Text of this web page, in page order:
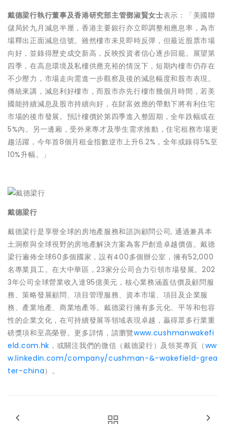
戴德梁行執行董事及香港研究部主管鄧淑賢女士表示：「美國聯
儲局於九月減息半厘，香港主要銀行亦立即調整相應息率，為市
場釋出正面減息信號。雖然樓市未見即時反彈，但最近股票市場
向好，並錄得歷史成交新高，反映投資者信心逐步回籠。展望第
四季，在高息環境及私樓供應充裕的情況下，短期内樓市仍存在
不少壓力，市場走向需進一步觀察及後的減息幅度和股市表現。
傳統來講，減息利好樓市，而股市亦先行樓市幾個月時間，若美
國能持續減息及股市持續向好，在財富效應的帶動下將有利住宅
市場的後市發展。預計樓價於第四季進入整固期，全年跌幅或在
5%內。另一邊廂，受外來專才及學生需求推動，住宅租務市場更
趨活躍，今年首8個月租金指數逆市上升6.2%，全年或錄得5%至
10%升幅。」
戴德梁行
戴德梁行是享譽全球的房地產服務和諮詢顧問公司, 通過兼具本
土洞察與全球視野的房地產解決方案為客戶創造卓越價值。戴德
梁行遍佈全球60多個國家，設有400多個辦公室，擁有52,000
名專業員工。在大中華區，23家分公司合力引領市場發展。202
3年公司全球營業收入達95億美元，核心業務涵蓋估價及顧問服
務、策略發展顧問、項目管理服務、資本市場、項目及企業服
務、產業地產、商業地產等。戴德梁行擁有多元化、平等和包容
性的企業文化，在可持續發展等領域表現卓越，贏得眾多行業重
磅獎項和至高榮譽。更多詳情，請瀏覽www.cushmanwakefi
eld.com.hk ，或關注我們的微信（戴德梁行）及領英專頁（ww
w.linkedin.com/company/cushman-&-wakefield-grea
ter-china）。